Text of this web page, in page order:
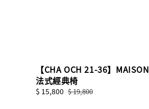
【CHA OCH 21-36】MAISON
法式經典椅
Sale
$ 15,800 Regular
$ 19,800